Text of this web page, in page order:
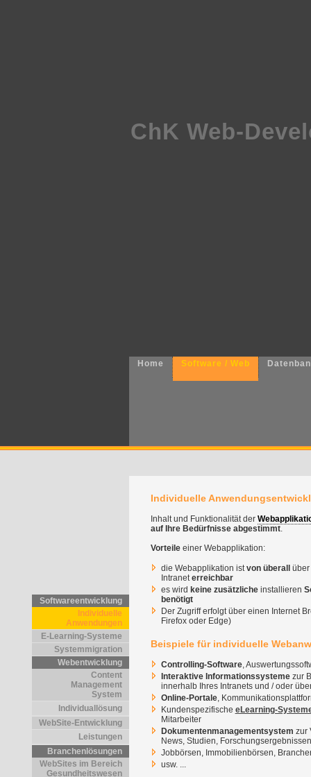
ChK Web-
Home Software / Web
Individuelle
Inhalt und Funktionalität der
auf Ihre Bedürfnisse abgestimmt.
Vorteileeiner Webapplikation:
die Webapplikation istvon überall
über
Intraneterreichbar
es wird keine zusätzlicheinstallieren
benötigt
Der Zugriff erfolgt über einen Internet
Firefox oder Edge)
Beispiele für individuelle
Controlling-Software,
Interaktive Informationssystemezur
innerhalb Ihres Intranets und / oder
Online-Portale,
Kundenspezifische eLearning-
Mitarbeiter
Dokumentenmanagementsystem zur
News, Studien,
Jobbörsen, Immobilienbörsen,
usw. ...
Softwareentwicklung
Individuelle
Anwendungen
E-Learning-Systeme
Systemmigration
Webentwicklung
Content
Management
System
Individuallösung
WebSite-Entwicklung
Leistungen
Branchenlösungen
WebSites im Bereich
Gesundheitswesen